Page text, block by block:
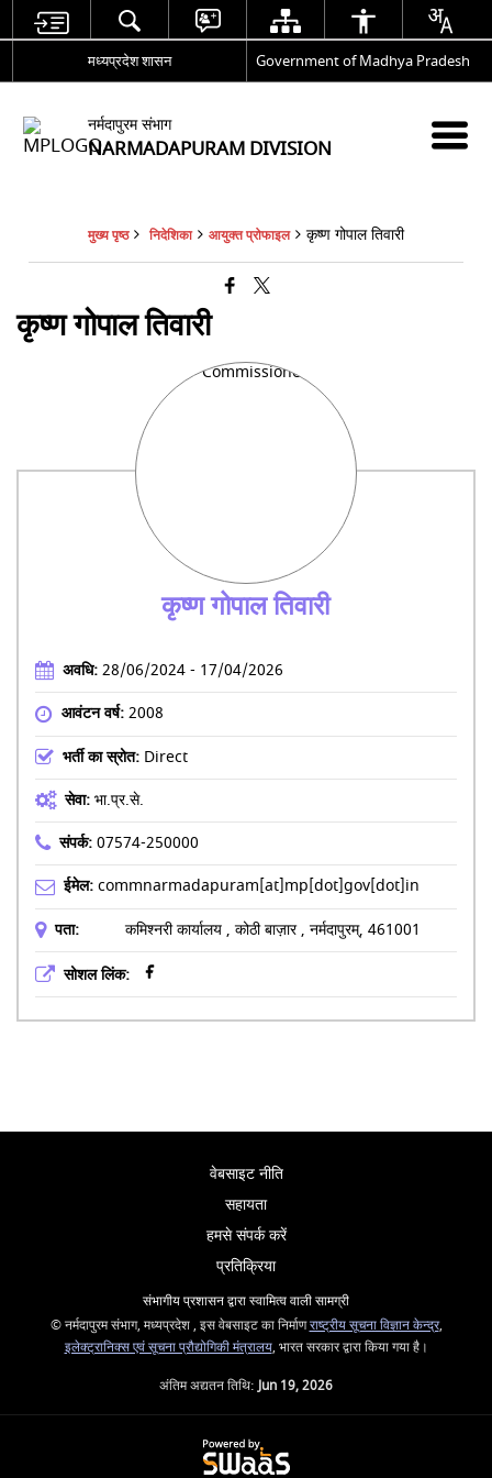
मध्यप्रदेश शासन Government of Madhya Pradesh
नर्मदापुरम संभाग
NARMADAPURAM DIVISION
मुख्य पृष्ठ निदेशिका आयुक्त प्रोफाइल कृष्ण गोपाल तिवारी
कृष्ण गोपाल तिवारी
कृष्ण गोपाल तिवारी
अवधि:28/06/2024 - 17/04/2026
आवंटन वर्ष:2008
भर्ती का स्रोत: Direct
सेवा:भा.प्र.से.
संपर्क:07574-250000
ईमेल:commnarmadapuram[at]mp[dot]gov[dot]in
पता:
कमिश्नरी कार्यालय , कोठी बाज़ार , नर्मदापुरम्, 461001
सोशल लिंक:
वेबसाइट नीति
सहायता
हमसे संपर्क करें
प्रतिक्रिया
संभागीय प्रशासन द्वारा स्वामित्व वाली सामग्री
© नर्मदापुरम संभाग, मध्यप्रदेश , इस वेबसाइट का निर्माणराष्ट्रीय सूचना विज्ञान केन्द्र,
इलेक्ट्रानिक्स एवं सूचना प्रौद्योगिकी मंत्रालय, भारत सरकार द्वारा किया गया है।
अंतिम अद्यतन तिथि:Jun 19, 2026